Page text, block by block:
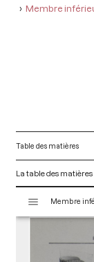
Membre
Table des matières
La table des
s